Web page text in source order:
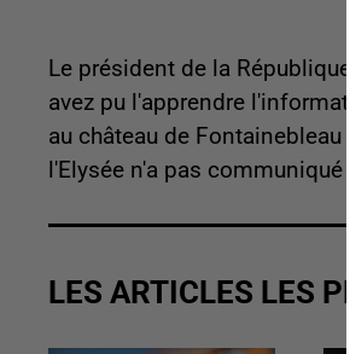
Le président de la
avez pu l'apprendre
au château de
l'Elysée n'a pas
LES ARTICLES LES